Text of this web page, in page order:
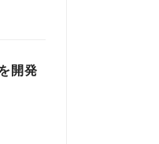
開発